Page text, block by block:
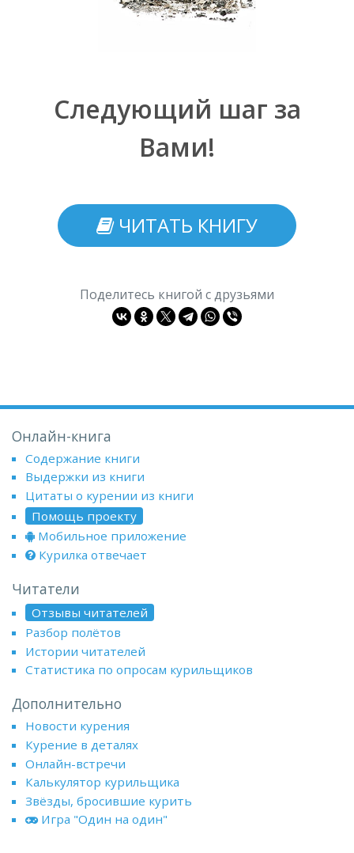
Следующий шаг за
Вами!
ЧИТАТЬ КНИГУ
Поделитесь книгой с друзьями
Онлайн-книга
Содержание книги
Выдержки из книги
Цитаты о курении из книги
Помощь проекту
Мобильное приложение
Курилка отвечает
Читатели
Отзывы читателей
Разбор полётов
Истории читателей
Статистика по опросам курильщиков
Дополнительно
Новости курения
Курение в деталях
Онлайн-встречи
Калькулятор курильщика
Звёзды, бросившие курить
Игра "Один на один"